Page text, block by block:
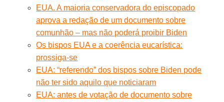
EUA. A maioria conservadora do episcopado
aprova a redação de um documento sobre
comunhão – mas não poderá proibir Biden
Os bispos EUA e a coerência eucarística:
prossiga-se
EUA: “referendo” dos bispos sobre Biden pode
não ter sido aquilo que noticiaram
EUA: antes de votação de documento sobre